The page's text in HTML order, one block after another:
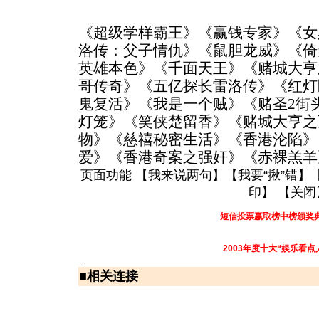
《超级学样霸王》《赢钱专家》《
洛传：父子情仇》《鼠胆龙威》《
英雄本色》《千面天王》《赌城大
哥传奇》《五亿探长雷洛传》《红
鬼复活》《我是一个贼》《赌圣2街
灯笼》《笑侠楚留香》《赌城大亨
物》《慈禧秘密生活》《香港沦陷
爱》《香港奇案之强奸》《赤裸羔
页面功能 【我来说两句 】【我要“揪”错】
印 】 【 关闭
短信投票赢取榜中榜颁奖
2003年度十大“娱乐看点
■相关连接